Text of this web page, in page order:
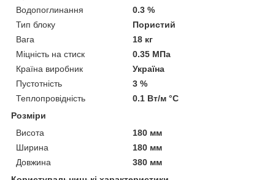
Водопоглинання
0.3 %
Тип блоку
Пористий
Вага
18 кг
Міцність на стиск
0.35 МПа
Країна виробник
Україна
Пустотність
3 %
Теплопровідність
0.1 Вт/м °С
Розміри
Висота
180 мм
Ширина
180 мм
Довжина
380 мм